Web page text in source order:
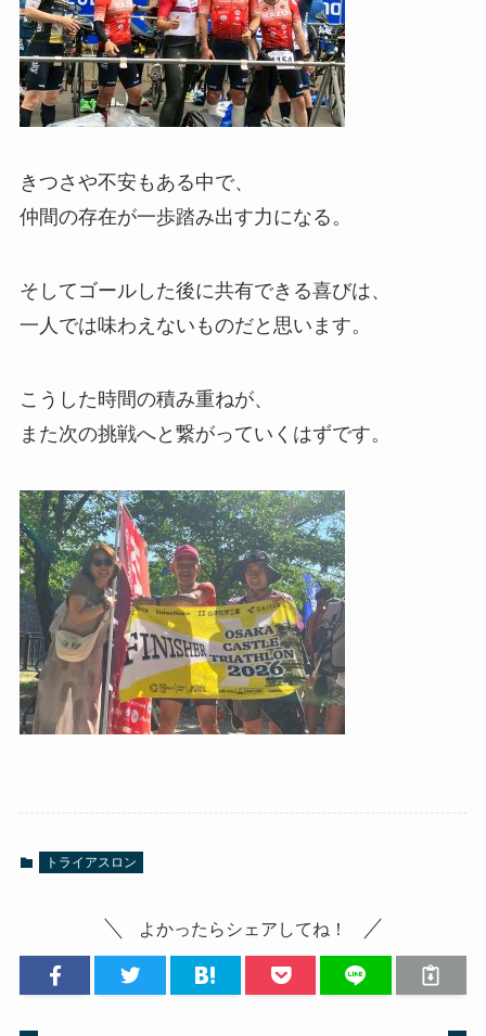
きつさや不安もある中で、
仲間の存在が一歩踏み出す力になる。
そしてゴールした後に共有できる喜びは、
一人では味わえないものだと思います。
こうした時間の積み重ねが、
また次の挑戦へと繋がっていくはずです。
トライアスロン
よかったらシェアしてね！